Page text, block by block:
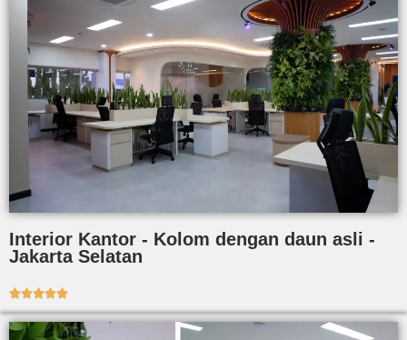
Interior Kantor - Kolom dengan daun asli -
Jakarta Selatan
